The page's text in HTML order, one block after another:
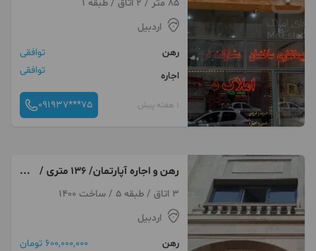
85 متر / 2 اتاق / طبقه 1
اردبیل
رهن
توافقی
اجاره
توافقی
1 هفته پیش 091937***75
رهن و اجاره آپارتمان/ ۱۳۶ متری /
معادی
3 اتاق / طبقه 5 / ساخت 1400
اردبیل
رهن
600,000,000 تومان